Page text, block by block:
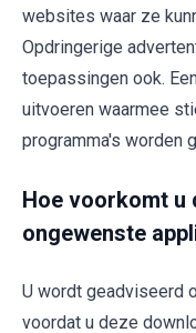
websites waar ze
Opdringerige
toepassingen ook.
uitvoeren waarmee
programma's worden
Hoe voorkomt u
ongewenste
U wordt geadviseerd
voordat u deze